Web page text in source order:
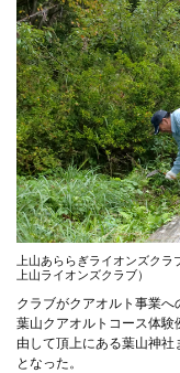
上山あららぎライオンズク
上山ライオンズクラブ）
クラブがクアオルト事業
葉山クアオルトコース体
由して頂上にある葉山神
となった。